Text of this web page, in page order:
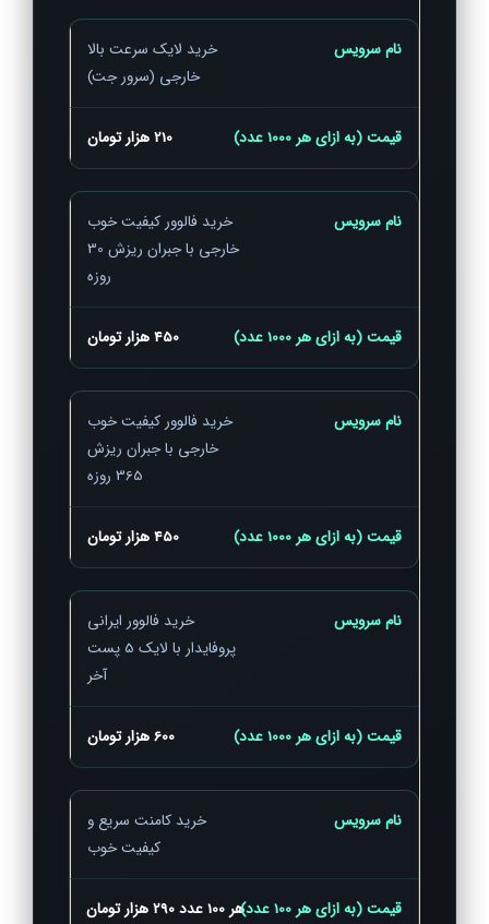
خرید لایک سرعت بالا
خارجی (سرور جت)
210 هزار تومان
خرید فالوور کیفیت خوب
خارجی با جبران ریزش 30
روزه
450 هزار تومان
خرید فالوور کیفیت خوب
خارجی با جبران ریزش
365 روزه
450 هزار تومان
خرید فالوور ایرانی
پروفایدار با لایک 5 پست
آخر
600 هزار تومان
خرید کامنت سریع و
کیفیت خوب
هر 100 عدد 290 هزار تومان